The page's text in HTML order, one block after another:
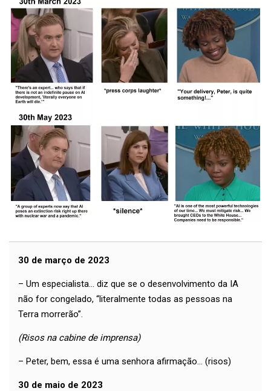
30 de março de 2023
– Um especialista... diz que se o desenvolvimento da IA ​​
não for congelado, “literalmente todas as pessoas na
Terra morrerão”.
(Risos na cabine de imprensa)
– Peter, bem, essa é uma senhora afirmação... (risos)
30 de maio de 2023